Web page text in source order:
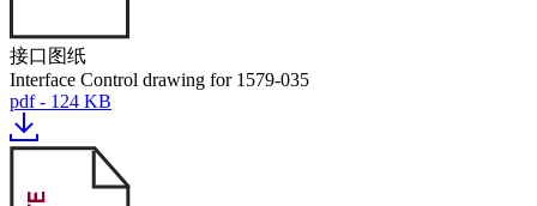
接口图纸
Interface Control drawing for 1579-035
pdf - 124 KB